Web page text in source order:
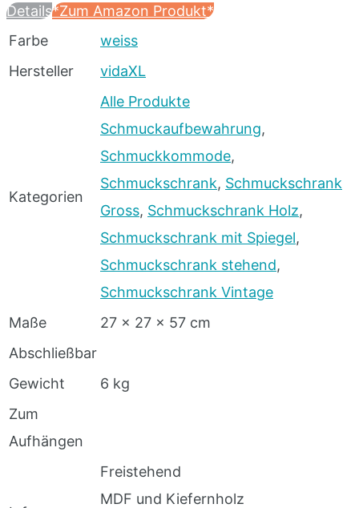
Details*Zum Amazon Produkt*
Farbe
weiss
Hersteller
vidaXL
Kategorien
Alle Produkte
Schmuckaufbewahrung,
Schmuckkommode,
Schmuckschrank, Schmuckschrank
Gross, Schmuckschrank Holz,
Schmuckschrank mit Spiegel,
Schmuckschrank stehend,
Schmuckschrank Vintage
Maße
27 x 27 x 57 cm
Abschließbar
Gewicht
6 kg
Zum
Aufhängen
Freistehend
MDF und Kiefernholz